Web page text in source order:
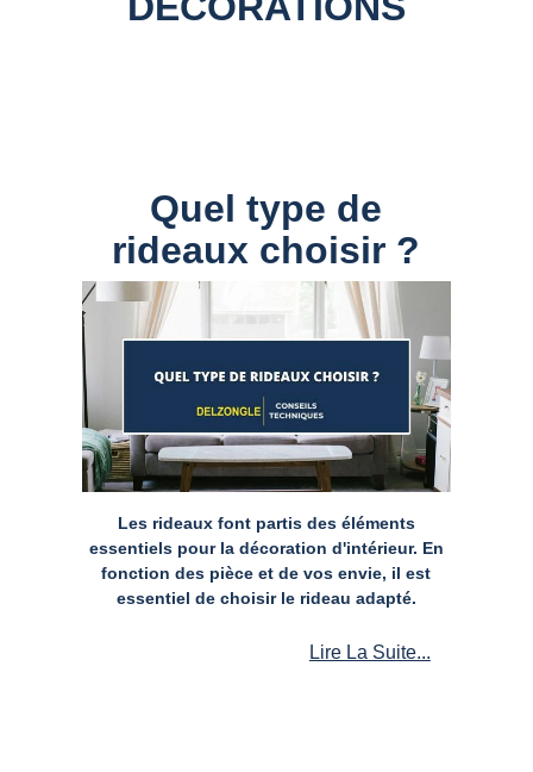
Quel type de
rideaux choisir ?
Les rideaux font partis des éléments
essentiels pour la décoration d'intérieur. En
fonction des pièce et de vos envie, il est
essentiel de choisir le rideau adapté.
Lire La Suite...